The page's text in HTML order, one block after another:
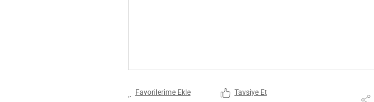
Tavsiye Et